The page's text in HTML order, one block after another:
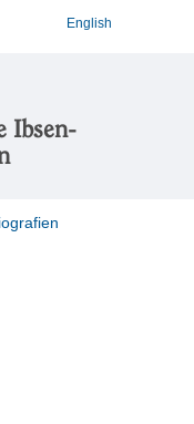
English
Ibsen-